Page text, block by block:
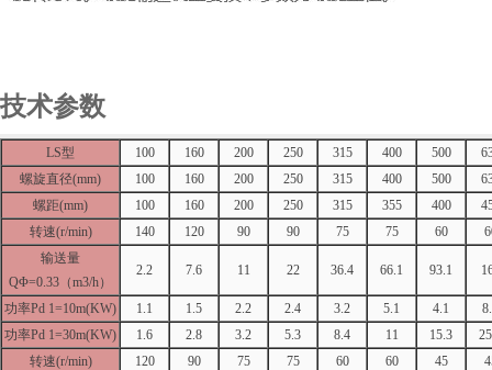
技术参数
LS型 100 160 200 250 315 400 500
螺旋直径(mm) 100 160 200 250 315 400 500
螺距(mm) 100 160 200 250 315 355 400
转速(r/min) 140 120 90 90 75 75 60
输送量
QΦ=0.33 （m3/h）
2.2 7.6 11 22 36.4 66.1 93.1
功率Pd 1=10m(KW) 1.1 1.5 2.2 2.4 3.2 5.1 4.1
功率Pd 1=30m(KW) 1.6 2.8 3.2 5.3 8.4 11 15.3
转速(r/min) 120 90 75 75 60 60 45